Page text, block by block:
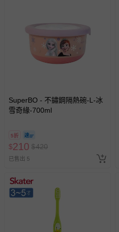
SuperBO - 不鏽鋼隔熱碗-L-冰
雪奇緣-700ml
5折
$210 $420
已售出 5